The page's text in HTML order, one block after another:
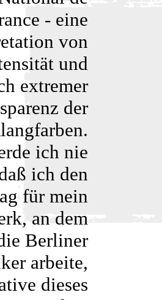
- eine
von
und
extremer
der
ich nie
ich den
für mein
an dem
Berliner
arbeite,
dieses